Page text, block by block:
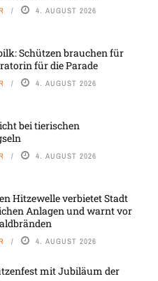
4. AUGUST 2026
Schützen brauchen für
für die Parade
4. AUGUST 2026
bei tierischen
4. AUGUST 2026
Hitzewelle verbietet Stadt
Anlagen und warnt vor
4. AUGUST 2026
mit Jubiläum der